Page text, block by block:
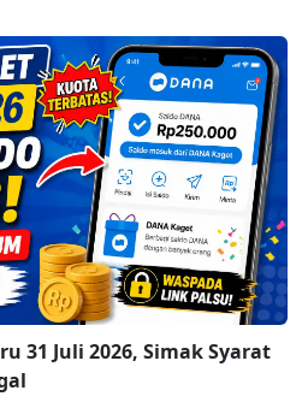
31 Juli 2026, Simak Syarat